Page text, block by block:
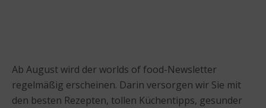
Ab August wird der worlds of food-Newsletter
regelmäßig erscheinen. Darin versorgen wir Sie mit
den besten Rezepten, tollen Küchentipps, gesunder